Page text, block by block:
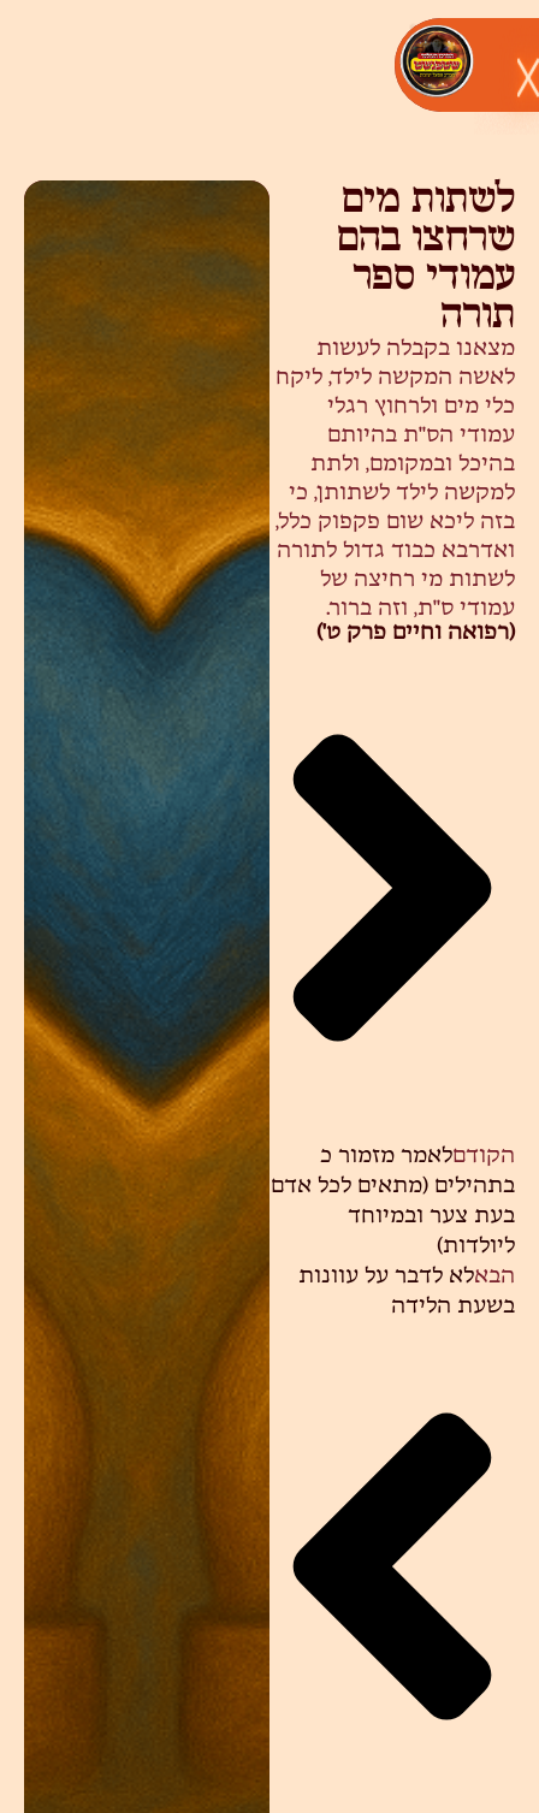
לשתות מים
שרחצו בהם
עמודי ספר
תורה
מצאנו בקבלה לעשות
לאשה המקשה לילד, ליקח
כלי מים ולרחוץ רגלי
עמודי הס"ת בהיותם
בהיכל ובמקומם, ולתת
למקשה לילד לשתותן, כי
בזה ליכא שום פקפוק כלל,
ואדרבא כבוד גדול לתורה
לשתות מי רחיצה של
עמודי ס"ת, וזה ברור.
(רפואה וחיים פרק ט')
הקודםלאמר מזמור כ
בתהילים (מתאים לכל אדם
בעת צער ובמיוחד
ליולדות)
הבאלא לדבר על עוונות
בשעת הלידה